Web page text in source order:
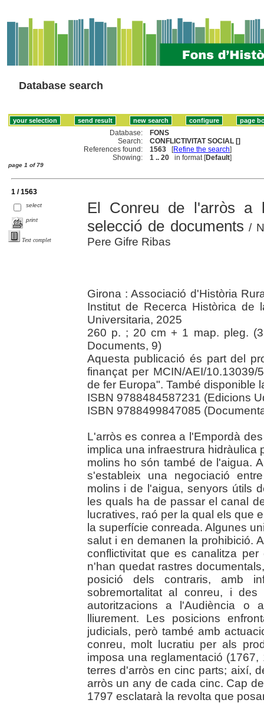
Database search
Database:
FONS
Search:
CONFLICTIVITAT SOCIAL []
References found:
1563 [Refine the search]
Showing:
1 .. 20 in format [Default]
page 1 of 79
1 / 1563
select
print
Text complet
El Conreu de l'arròs a
selecció de documents /
Pere Gifre Ribas
Girona : Associació d'Història
Institut de Recerca Històrica de
Universitaria, 2025
260 p. ; 20 cm + 1 map. pleg.
Documents, 9)
Aquesta publicació és part del
finançat per MCIN/AEI/
de fer Europa". També disponible
ISBN 9788484587231 (Edicions
ISBN 9788499847085
L'arròs es conrea a l'Empordà
implica una infraestrura hidràulica
molins ho són també de l'aigua.
s'estableix una negociació
molins i de l'aigua, senyors útils
les quals ha de passar el canal
lucratives, raó per la qual els que
la superfície conreada. Algunes
salut i en demanen la prohibició.
conflictivitat que es canalitza per
n'han quedat rastres
posició dels contraris, amb
sobremortalitat al conreu, i
autoritzacions a l'Audiència o
lliurement. Les posicions
judicials, però també amb
conreu, molt lucratiu per als
imposa una reglamentació
terres d'arròs en cinc parts; així,
arròs un any de cada cinc. Cap
1797 esclatarà la revolta que